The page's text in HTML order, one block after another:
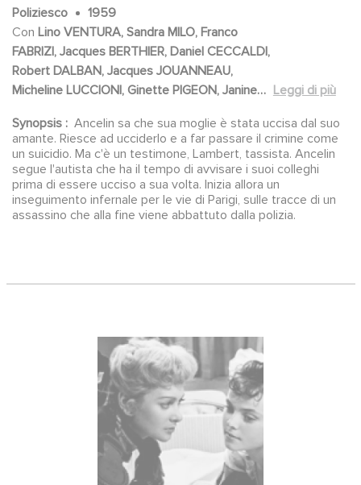
Poliziesco
1959
Con Lino VENTURA, Sandra MILO, Franco
FABRIZI, Jacques BERTHIER, Daniel CECCALDI,
Robert DALBAN, Jacques JOUANNEAU,
Micheline LUCCIONI, Ginette PIGEON, Janine
Joëlle JANIN, Claire NICOLE, Martine
REICHENBACH, Paul BISCIGLIA, Henri BELLY,
Michel ETCHEVERRY, Jacques MONOD, Jean
LARA, Gérard DARRIEU, Jean DAURAND,
Charles BOUILLAUD, Billy KEARNS, Robert
Louisette CHAUFFAILLE, Nicole ALEXANDRA,
FRANCOMME, Jean VALMENCE, Lucien
DESAGNEAUX, Jacques MANCIER, André
DUMAS, Bruno BALP, Paul PAVEL, Jean-
Leggi di più
Synopsis : Ancelin sa che sua moglie è stata uccisa dal suo
amante. Riesce ad ucciderlo e a far passare il crimine come
un suicidio. Ma c'è un testimone, Lambert, tassista. Ancelin
segue l'autista che ha il tempo di avvisare i suoi colleghi
prima di essere ucciso a sua volta. Inizia allora un
inseguimento infernale per le vie di Parigi, sulle tracce di un
assassino che alla fine viene abbattuto dalla polizia.